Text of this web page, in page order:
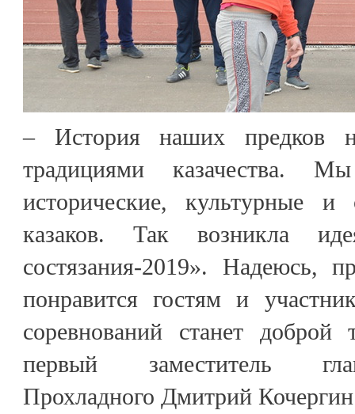
– История наших предков
традициями казачества.
исторические, культурные и
казаков. Так возникла
состязания-2019». Надеюсь,
понравится гостям и
соревнований станет доброй
первый заместитель
Прохладного Дмитрий